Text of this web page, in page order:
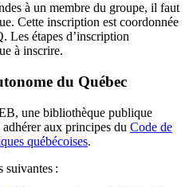
à un membre du groupe, il faut
Cette inscription est coordonnée
Les étapes d’inscription
à inscrire.
du Québec
une bibliothèque publique
aux principes du Code de
québécoises.
suivantes :